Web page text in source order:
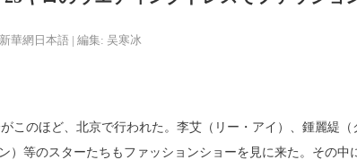
華網日本語 | 編集: 吴寒冰
このほど、北京で行われた。李艾（リー・アイ）、鍾麗緹
）等のスターたちもファッションショーを見に来た。その中